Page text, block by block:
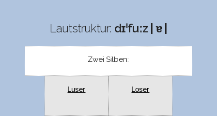
Lautstruktur: dɪˈfuːz | ɐ |
Zwei Silben:
Luser Loser